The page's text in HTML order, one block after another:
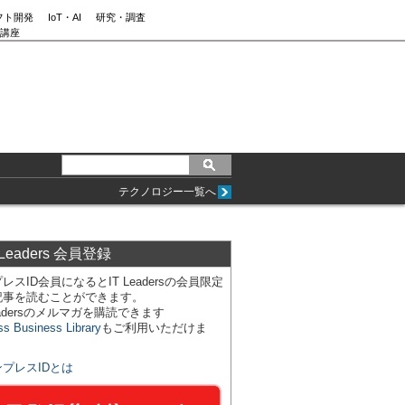
ト開発 IoT・AI
研究・調査
座
テクノロジー一覧へ
会員登録
スID会員になるとIT Leadersの会員限定
を読むことができます。
のメルマガを購読できます
Business Libraryもご利用いただけま
プレスIDとは